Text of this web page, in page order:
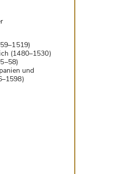
(1480–1530)
und